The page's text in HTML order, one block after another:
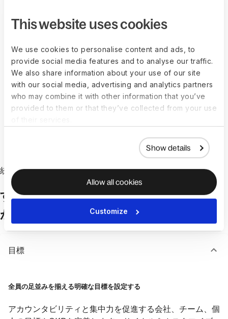
This website uses cookies
We use cookies to personalise content and ads, to
provide social media features and to analyse our traffic.
We also share information about your use of our site
with our social media, advertising and analytics partners
who may combine it with other information that you’ve
provided to them or that they’ve collected from your use
Show details
Allow all cookies
Customize
OKRに不安があるチームや、スキル開発やキャリ
Goals、Learning、Career、Developmentツール
を使ってアクションプランをカスタマイズできま
す。すべてのソリューションが1つのスイートにま
とまっているため、インサイトから実行までをより
迅速に進められます。
デモを予約
統合タレントマネジメント
すべてのタレントマネジメントツール
がEngageで連携
目標
全員の足並みを揃える明確な目標を設定する
アカウンタビリティと集中力を促進する会社、チーム、個